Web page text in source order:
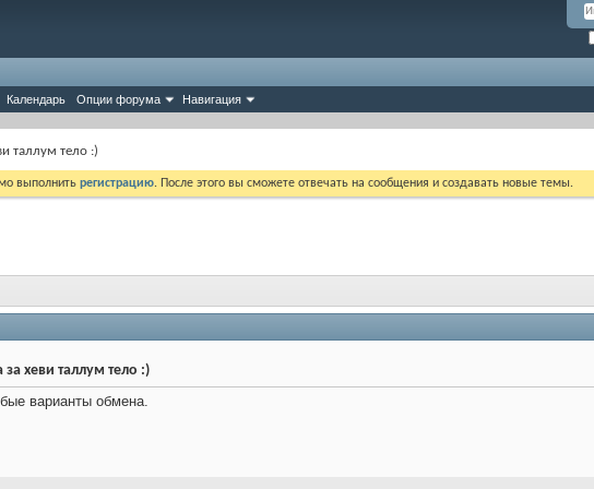
Календарь Опции форума Навигация
таллум тело :)
выполнить регистрацию. После этого вы сможете отвечать на сообщения и создавать новые темы.
за хеви таллум тело :)
варианты обмена.